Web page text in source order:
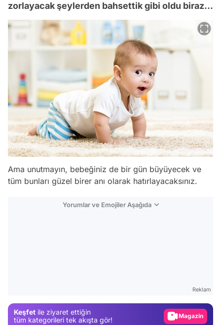
zorlayacak şeylerden bahsettik gibi oldu biraz...
Ama unutmayın, bebeğiniz de bir gün büyüyecek ve
tüm bunları güzel birer anı olarak hatırlayacaksınız.
Yorumlar ve Emojiler Aşağıda
Reklam
Keşfet ile ziyaret ettiğin
tüm kategorileri tek akışta gör!
Video